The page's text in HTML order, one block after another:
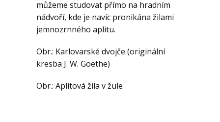
můžeme studovat přímo na hradním
nádvoří, kde je navíc pronikána žilami
jemnozrnného aplitu.
Obr.: Karlovarské dvojče (originální
kresba J. W. Goethe)
Obr.: Aplitová žíla v žule